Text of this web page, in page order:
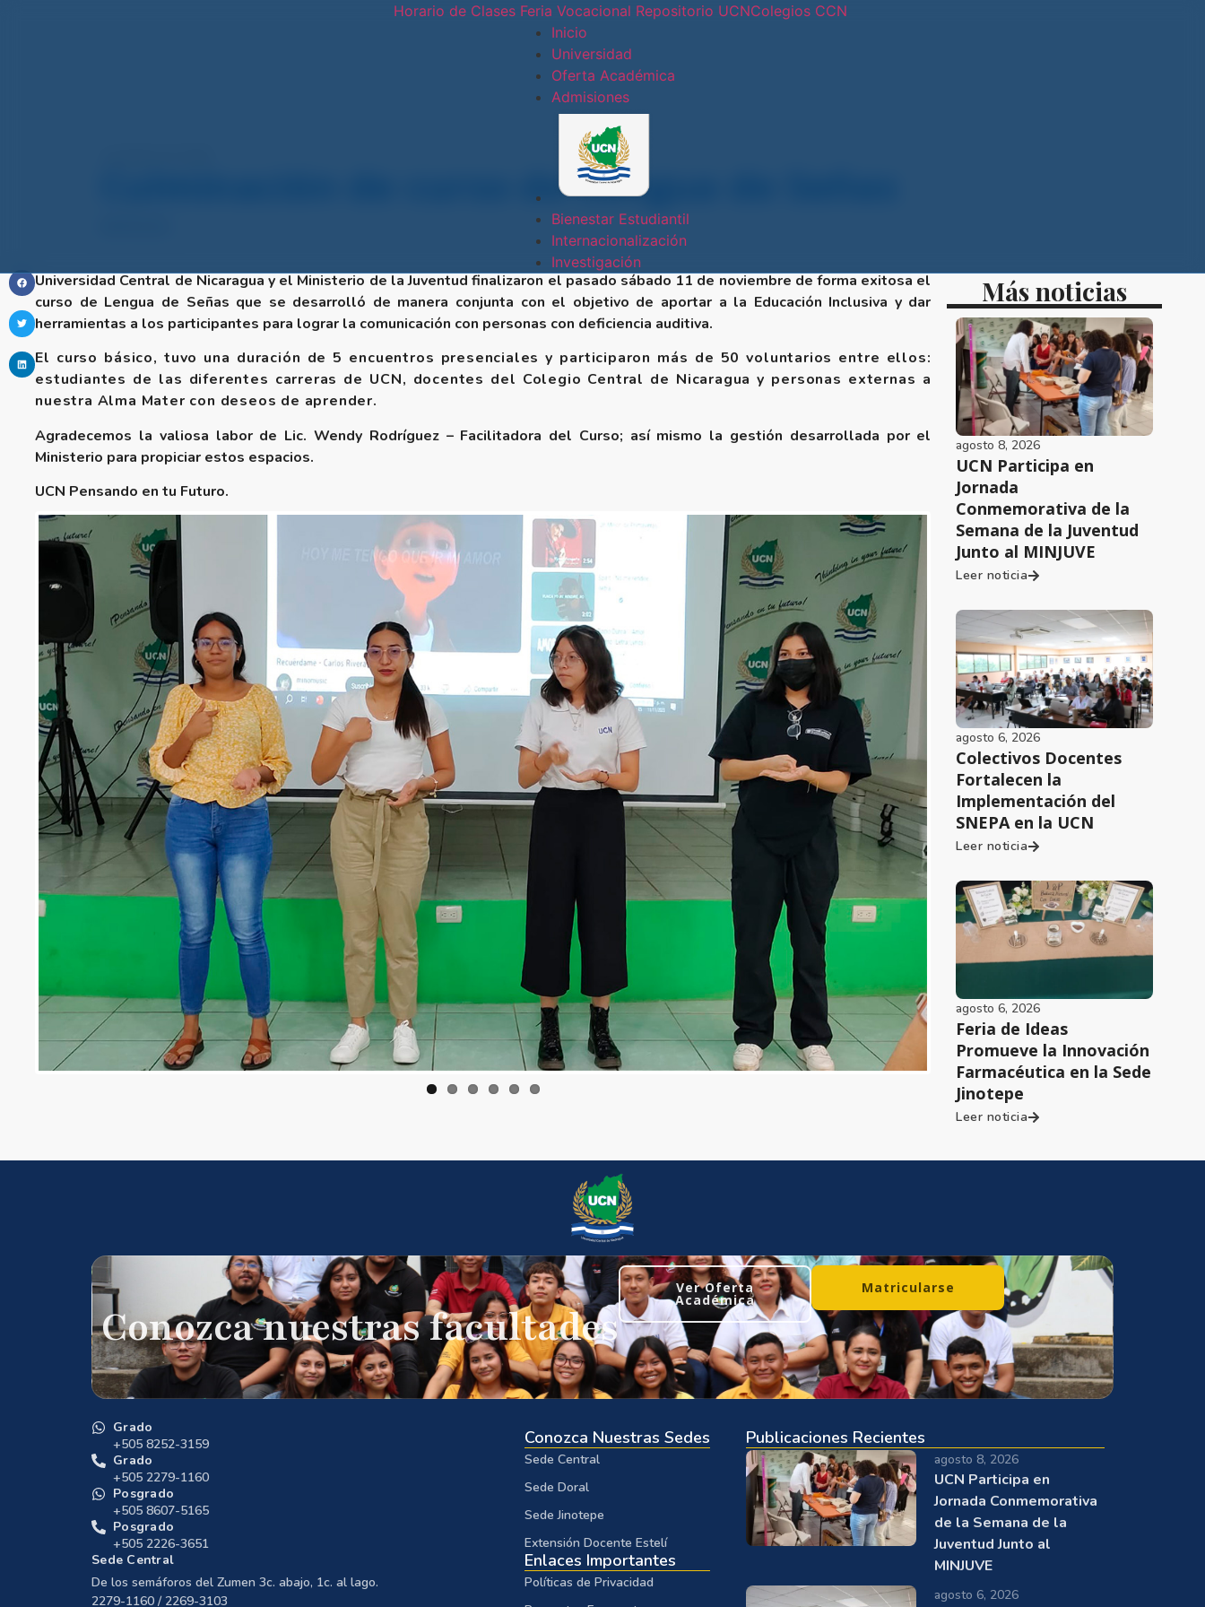
Horario de Clases Feria Vocacional Repositorio UCNColegios CCN
Inicio
Universidad
Sede Doral
Jinotepe
Extensión
Docente
Oferta Académica
Admisiones
Bienestar Estudiantil
Internacionalización
Investigación
Culminación de curso de Lengua de Señas
Universidad Central de Nicaragua y el Ministerio de la Juventud finalizaron el pasado sábado 11 de noviembre de forma exitosa el
curso de Lengua de Señas que se desarrolló de manera conjunta con el objetivo de aportar a la Educación Inclusiva y dar
herramientas a los participantes para lograr la comunicación con personas con deficiencia auditiva.
El curso básico, tuvo una duración de 5 encuentros presenciales y participaron más de 50 voluntarios entre ellos:
estudiantes de las diferentes carreras de UCN, docentes del Colegio Central de Nicaragua y personas externas a
nuestra Alma Mater con deseos de aprender.
Agradecemos la valiosa labor de Lic. Wendy Rodríguez – Facilitadora del Curso; así mismo la gestión desarrollada por el
Ministerio para propiciar estos espacios.
UCN Pensando en tu Futuro.
Más noticias
agosto 8, 2026
UCN Participa en
Jornada
Conmemorativa de la
Semana de la Juventud
Junto al MINJUVE
Leer noticia
agosto 6, 2026
Colectivos Docentes
Fortalecen la
Implementación del
SNEPA en la UCN
Leer noticia
agosto 6, 2026
Feria de Ideas
Promueve la Innovación
Farmacéutica en la Sede
Jinotepe
Leer noticia
Conozca nuestras facultades
Ver Oferta
Académica
Matricularse
Grado
+505 8252-3159
Grado
+505 2279-1160
Posgrado
+505 8607-5165
Posgrado
+505 2226-3651
Sede Central
De los semáforos del Zumen 3c. abajo, 1c. al lago.
2279-1160 / 2269-3103
Conozca Nuestras Sedes
Sede Central
Sede Doral
Sede Jinotepe
Extensión Docente Estelí
Enlaces Importantes
Políticas de Privacidad
Publicaciones Recientes
agosto 8, 2026
UCN Participa en
Jornada Conmemorativa
de la Semana de la
Juventud Junto al
MINJUVE
agosto 6, 2026